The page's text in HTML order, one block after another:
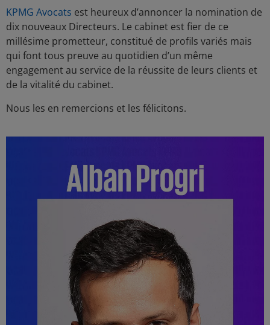
KPMG Avocats est heureux d’annoncer la nomination de
dix nouveaux Directeurs. Le cabinet est fier de ce
millésime prometteur, constitué de profils variés mais
qui font tous preuve au quotidien d’un même
engagement au service de la réussite de leurs clients et
de la vitalité du cabinet.
Nous les en remercions et les félicitons.